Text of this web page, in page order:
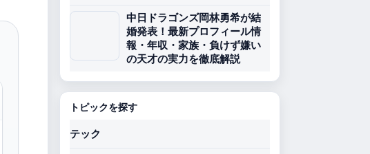
中日ドラゴンズ岡林勇希が結
婚発表！最新プロフィール情
報・年収・家族・負けず嫌い
の天才の実力を徹底解説
トピックを探す
テック